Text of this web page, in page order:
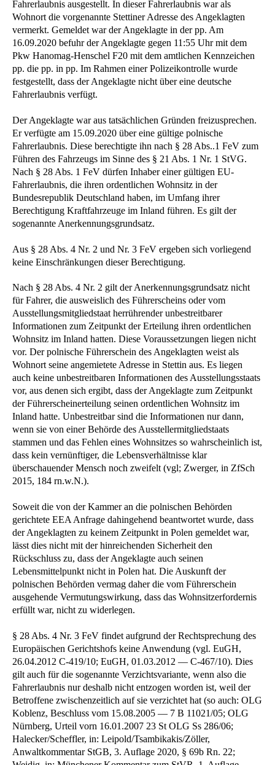
Fahrerlaubnis ausgestellt. In dieser Fahrerlaubnis war als
Wohnort die vorgenannte Stettiner Adresse des Angeklagten
vermerkt. Gemeldet war der Angeklagte in der pp. Am
16.09.2020 befuhr der Angeklagte gegen 11:55 Uhr mit dem
Pkw Hanomag-Henschel F20 mit dem amtlichen Kennzeichen
pp. die pp. in pp. Im Rahmen einer Polizeikontrolle wurde
festgestellt, dass der Angeklagte nicht über eine deutsche
Fahrerlaubnis verfügt.
Der Angeklagte war aus tatsächlichen Gründen freizusprechen.
Er verfügte am 15.09.2020 über eine gültige polnische
Fahrerlaubnis. Diese berechtigte ihn nach § 28 Abs..1 FeV zum
Führen des Fahrzeugs im Sinne des § 21 Abs. 1 Nr. 1 StVG.
Nach § 28 Abs. 1 FeV dürfen Inhaber einer gültigen EU-
Fahrerlaubnis, die ihren ordentlichen Wohnsitz in der
Bundesrepublik Deutschland haben, im Umfang ihrer
Berechtigung Kraftfahrzeuge im Inland führen. Es gilt der
sogenannte Anerkennungsgrundsatz.
Aus § 28 Abs. 4 Nr. 2 und Nr. 3 FeV ergeben sich vorliegend
keine Einschränkungen dieser Berechtigung.
Nach § 28 Abs. 4 Nr. 2 gilt der Anerkennungsgrundsatz nicht
für Fahrer, die ausweislich des Führerscheins oder vom
Ausstellungsmitgliedstaat herrührender unbestreitbarer
Informationen zum Zeitpunkt der Erteilung ihren ordentlichen
Wohnsitz im Inland hatten. Diese Voraussetzungen liegen nicht
vor. Der polnische Führerschein des Angeklagten weist als
Wohnort seine angemietete Adresse in Stettin aus. Es liegen
auch keine unbestreitbaren Informationen des Ausstellungsstaats
vor, aus denen sich ergibt, dass der Angeklagte zum Zeitpunkt
der Führerscheinerteilung seinen ordentlichen Wohnsitz im
Inland hatte. Unbestreitbar sind die Informationen nur dann,
wenn sie von einer Behörde des Ausstellermitgliedstaats
stammen und das Fehlen eines Wohnsitzes so wahrscheinlich ist,
dass kein vernünftiger, die Lebensverhältnisse klar
überschauender Mensch noch zweifelt (vgl; Zwerger, in ZfSch
2015, 184 rn.w.N.).
Soweit die von der Kammer an die polnischen Behörden
gerichtete EEA Anfrage dahingehend beantwortet wurde, dass
der Angeklagten zu keinem Zeitpunkt in Polen gemeldet war,
lässt dies nicht mit der hinreichenden Sicherheit den
Rückschluss zu, dass der Angeklagte auch seinen
Lebensmittelpunkt nicht in Polen hat. Die Auskunft der
polnischen Behörden vermag daher die vom Führerschein
ausgehende Vermutungswirkung, dass das Wohnsitzerfordernis
erfüllt war, nicht zu widerlegen.
§ 28 Abs. 4 Nr. 3 FeV findet aufgrund der Rechtsprechung des
Europäischen Gerichtshofs keine Anwendung (vgl. EuGH,
26.04.2012 C-419/10; EuGH, 01.03.2012 — C-467/10). Dies
gilt auch für die sogenannte Verzichtsvariante, wenn also die
Fahrerlaubnis nur deshalb nicht entzogen worden ist, weil der
Betroffene zwischenzeitlich auf sie verzichtet hat (so auch: OLG
Koblenz, Beschluss vom 15.08.2005 — 7 B 11021/05; OLG
Nürnberg, Urteil vorn 16.01.2007 23 St OLG Ss 286/06;
Halecker/Scheffler, in: Leipold/Tsambikakis/Zöller,
Anwaltkommentar StGB, 3. Auflage 2020, § 69b Rn. 22;